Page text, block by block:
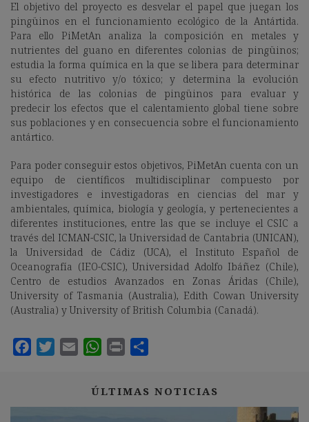
El objetivo del proyecto es desvelar el papel que juegan los
pingüinos en el funcionamiento ecológico de la Antártida.
Para ello PiMetAn analiza la composición en metales y
nutrientes del guano en diferentes colonias de pingüinos;
estudia la forma química en la que se libera para determinar
su efecto nutritivo y/o tóxico; y determina la evolución
histórica de las colonias de pingüinos para evaluar y
predecir los efectos que el calentamiento global tiene sobre
sus poblaciones y en consecuencia sobre el funcionamiento
antártico.
Para poder conseguir estos objetivos, PiMetAn cuenta con un
equipo de científicos multidisciplinar compuesto por
investigadores e investigadoras en ciencias del mar y
ambientales, química, biología y geología, y pertenecientes a
diferentes instituciones, entre las que se incluye el CSIC a
través del ICMAN-CSIC, la Universidad de Cantabria (UNICAN),
la Universidad de Cádiz (UCA), el Instituto Español de
Oceanografía (IEO-CSIC), Universidad Adolfo Ibáñez (Chile),
Centro de estudios Avanzados en Zonas Áridas (Chile),
University of Tasmania (Australia), Edith Cowan University
(Australia) y University of British Columbia (Canadá).
ÚLTIMAS NOTICIAS